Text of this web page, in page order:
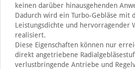
keinen darüber hinausgehenden
Dadurch wird ein Turbo-Gebläse mit
Leistungsdichte und hervorragender
realisiert.
Diese Eigenschaften können nur
direkt angetriebene
verlustbringende Antriebe und